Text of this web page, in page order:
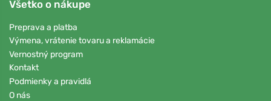
Všetko o nákupe
Preprava a platba
Výmena, vrátenie tovaru a reklamácie
Vernostný program
Kontakt
Podmienky a pravidlá
O nás